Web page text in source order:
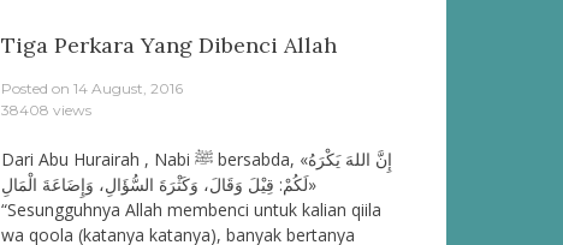
Tiga Perkara Yang Dibenci Allah
Posted on 14 August, 2016
38408 views
Dari Abu Hurairah , Nabi ﷺ bersabda, «إِنَّ اللهَ يَكْرَهُ
لَكُمْ: قِيْلَ وَقَالَ، وَكَثْرَةَ السُّؤَالِ، وَإِضَاعَةَ الْمَالِ»
“Sesungguhnya Allah membenci untuk kalian qiila
wa qoola (katanya katanya), banyak bertanya